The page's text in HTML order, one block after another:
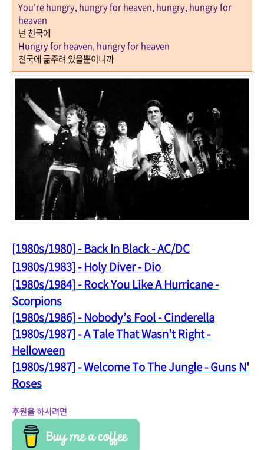
You're hungry, hungry for heaven, hungry, hungry for
heaven
넌 천국에
Hungry for heaven, hungry for heaven
천국에 굶주려 있을뿐이니까
[1980s/1980] - Back In Black - AC/DC
[1980s/1983] - Holy Diver - Dio
[1980s/1984] - Rock You Like A Hurricane -
Scorpions
[1980s/1986] - Nobody’s Fool - Cinderella
[1980s/1987] - A Tale That Wasn't Right -
Helloween
[1980s/1987] - Welcome To The Jungle - Guns N'
Roses
후원을 하시려면